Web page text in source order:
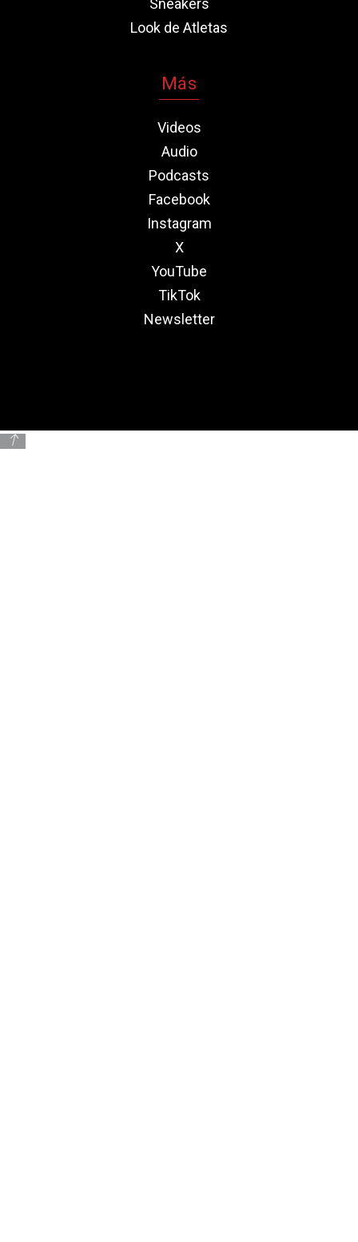
Sneakers
Look de Atletas
Más
Videos
Audio
Podcasts
Facebook
Instagram
X
YouTube
TikTok
Newsletter